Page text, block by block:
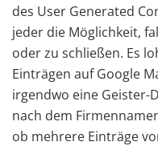
des User Generated
jeder die Möglichkeit,
oder zu schließen. Es
Einträgen auf Google
irgendwo eine Geister-
nach dem
ob mehrere Einträge